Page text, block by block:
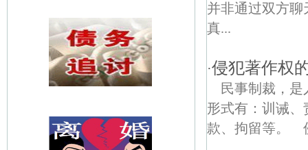
并非通过双方
真...
·侵犯著作权
民事制裁，
形式有：训诫
款、拘留等。